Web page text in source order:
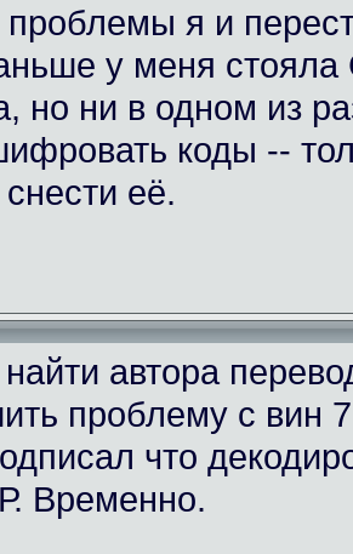
проблемы я и
у меня стояла
но ни в одном из
коды --
её.
автора
проблему с вин
что
Временно.